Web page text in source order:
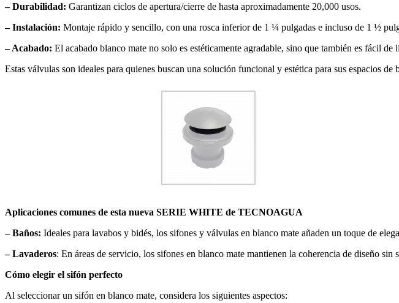
– Durabilidad: Garantizan ciclos de apertura/cierre de hasta aproximadamente 20,000 usos.
– Instalación: Montaje rápido y sencillo, con una rosca inferior de 1 ¼ pulgadas e incluso de 1 ½
– Acabado: El acabado blanco mate no solo es estéticamente agradable, sino que también es fácil
Estas válvulas son ideales para quienes buscan una solución funcional y estética para sus espacios de
Aplicaciones comunes de esta nueva SERIE WHITE de TECNOAGUA
– Baños: Ideales para lavabos y bidés, los sifones y válvulas en blanco mate añaden un toque de
– Lavaderos: En áreas de servicio, los sifones en blanco mate mantienen la coherencia de diseño
Cómo elegir el sifón perfecto
Al seleccionar un sifón en blanco mate, considera los siguientes aspectos: